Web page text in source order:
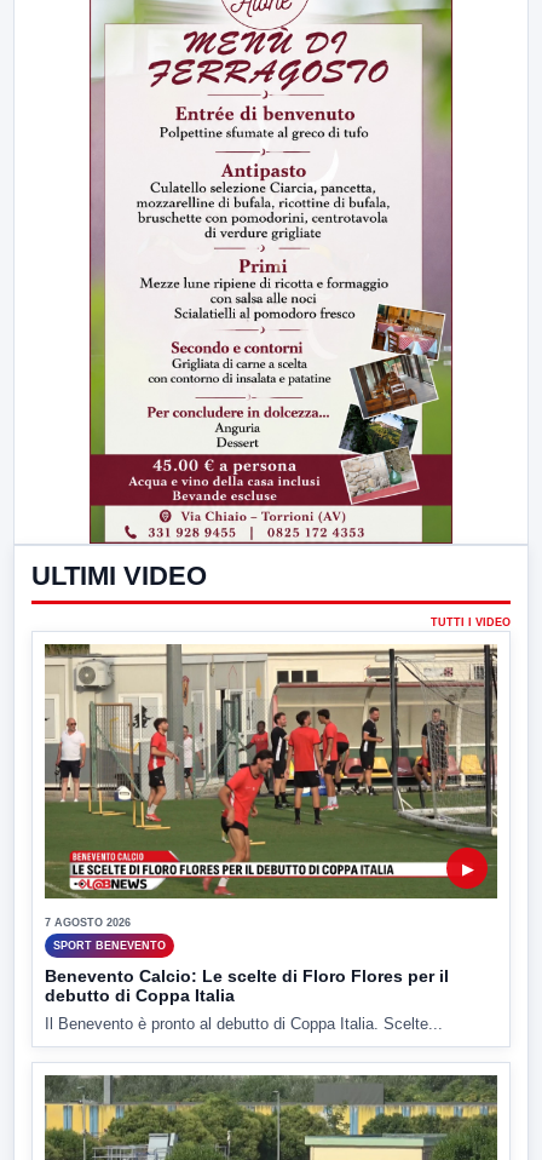
ULTIMI VIDEO
TUTTI I VIDEO
▶
7 AGOSTO 2026
SPORT BENEVENTO
Benevento Calcio: Le scelte di Floro Flores per il
debutto di Coppa Italia
Il Benevento è pronto al debutto di Coppa Italia. Scelte...